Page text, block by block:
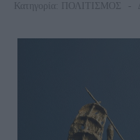
Κατηγορία: ΠΟΛΙΤΙΣΜΟΣ